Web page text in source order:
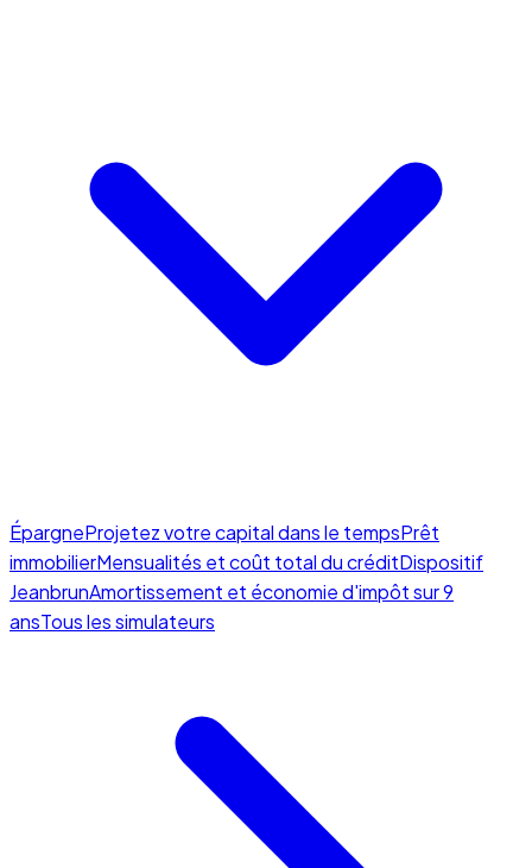
ÉpargneProjetez votre capital dans le tempsPrêt
immobilierMensualités et coût total du créditDispositif
JeanbrunAmortissement et économie d'impôt sur 9
ansTous les simulateurs